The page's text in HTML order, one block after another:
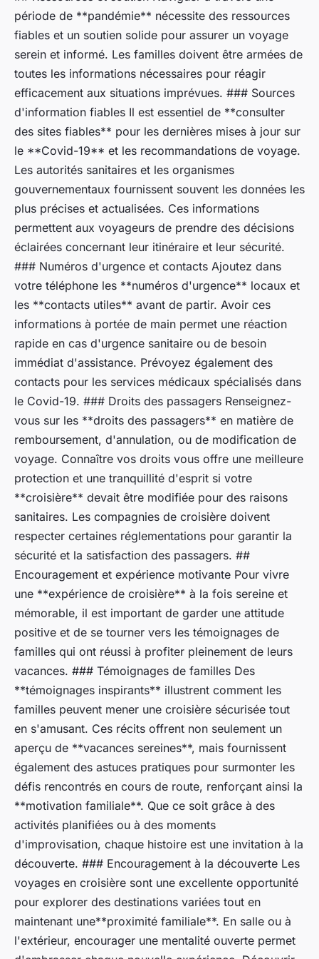
période de **pandémie** nécessite des ressources
fiables et un soutien solide pour assurer un voyage
serein et informé. Les familles doivent être armées de
toutes les informations nécessaires pour réagir
efficacement aux situations imprévues. ### Sources
d'information fiables Il est essentiel de **consulter
des sites fiables** pour les dernières mises à jour sur
le **Covid-19** et les recommandations de voyage.
Les autorités sanitaires et les organismes
gouvernementaux fournissent souvent les données les
plus précises et actualisées. Ces informations
permettent aux voyageurs de prendre des décisions
éclairées concernant leur itinéraire et leur sécurité.
### Numéros d'urgence et contacts Ajoutez dans
votre téléphone les **numéros d'urgence** locaux et
les **contacts utiles** avant de partir. Avoir ces
informations à portée de main permet une réaction
rapide en cas d'urgence sanitaire ou de besoin
immédiat d'assistance. Prévoyez également des
contacts pour les services médicaux spécialisés dans
le Covid-19. ### Droits des passagers Renseignez-
vous sur les **droits des passagers** en matière de
remboursement, d'annulation, ou de modification de
voyage. Connaître vos droits vous offre une meilleure
protection et une tranquillité d'esprit si votre
**croisière** devait être modifiée pour des raisons
sanitaires. Les compagnies de croisière doivent
respecter certaines réglementations pour garantir la
sécurité et la satisfaction des passagers. ##
Encouragement et expérience motivante Pour vivre
une **expérience de croisière** à la fois sereine et
mémorable, il est important de garder une attitude
positive et de se tourner vers les témoignages de
familles qui ont réussi à profiter pleinement de leurs
vacances. ### Témoignages de familles Des
**témoignages inspirants** illustrent comment les
familles peuvent mener une croisière sécurisée tout
en s'amusant. Ces récits offrent non seulement un
aperçu de **vacances sereines**, mais fournissent
également des astuces pratiques pour surmonter les
défis rencontrés en cours de route, renforçant ainsi la
**motivation familiale**. Que ce soit grâce à des
activités planifiées ou à des moments
d'improvisation, chaque histoire est une invitation à la
découverte. ### Encouragement à la découverte Les
voyages en croisière sont une excellente opportunité
pour explorer des destinations variées tout en
maintenant une**proximité familiale**. En salle ou à
l'extérieur, encourager une mentalité ouverte permet